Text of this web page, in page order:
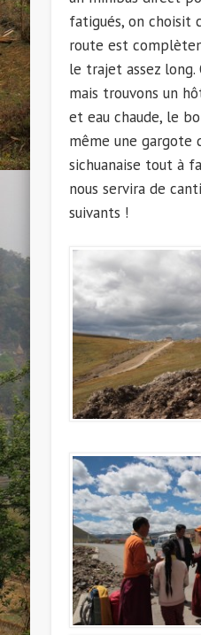
fatigués, on choisit
route est
le trajet assez
mais trouvons un
et eau chaude, le
même une gargote
sichuanaise tout à
nous servira de
suivants !